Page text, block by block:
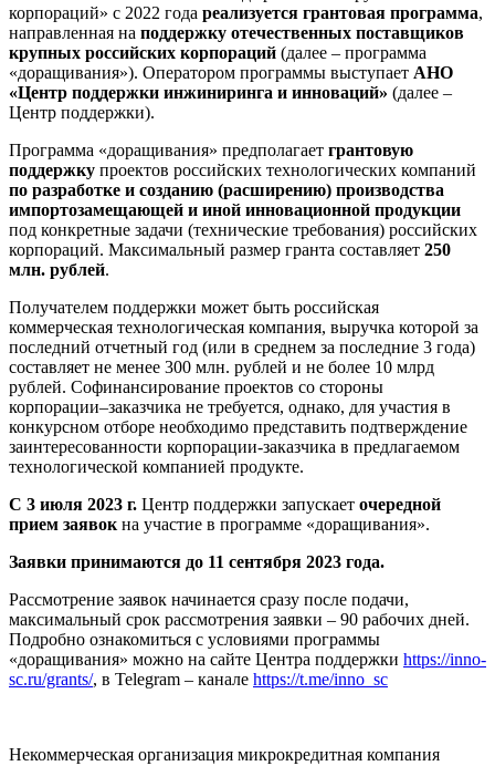
корпораций» c 2022 года реализуется грантовая программа,
направленная на поддержку отечественных поставщиков
крупных российских корпораций (далее – программа
«доращивания»). Оператором программы выступает АНО
«Центр поддержки инжиниринга и инноваций» (далее –
Центр поддержки).
Программа «доращивания» предполагает грантовую
поддержку проектов российских технологических компаний
по разработке и созданию (расширению) производства
импортозамещающей и иной инновационной продукции
под конкретные задачи (технические требования) российских
корпораций. Максимальный размер гранта составляет 250
млн. рублей.
Получателем поддержки может быть российская
коммерческая технологическая компания, выручка которой за
последний отчетный год (или в среднем за последние 3 года)
составляет не менее 300 млн. рублей и не более 10 млрд
рублей. Софинансирование проектов со стороны
корпорации–заказчика не требуется, однако, для участия в
конкурсном отборе необходимо представить подтверждение
заинтересованности корпорации-заказчика в предлагаемом
технологической компанией продукте.
С 3 июля 2023 г. Центр поддержки запускает очередной
прием заявок на участие в программе «доращивания».
Заявки принимаются до 11 сентября 2023 года.
Рассмотрение заявок начинается сразу после подачи,
максимальный срок рассмотрения заявки – 90 рабочих дней.
Подробно ознакомиться с условиями программы
«доращивания» можно на сайте Центра поддержки https://inno-
sc.ru/grants/, в Telegram – канале https://t.me/inno_sc
Некоммерческая организация микрокредитная компания